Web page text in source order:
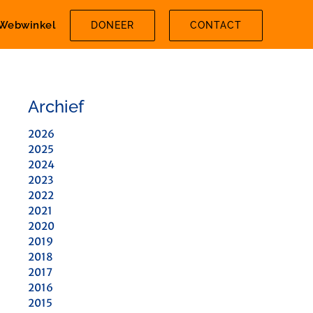
DONEER CONTACT
Archief
2026
2025
2024
2023
2022
2021
2020
2019
2018
2017
2016
2015